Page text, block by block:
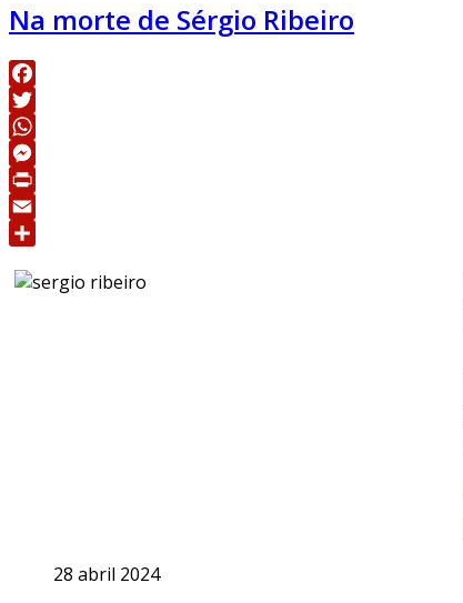
Na morte de Sérgio Ribeiro
Facebook
Twitter
WhatsApp
Messenger
Print
Email
28 abril 2024